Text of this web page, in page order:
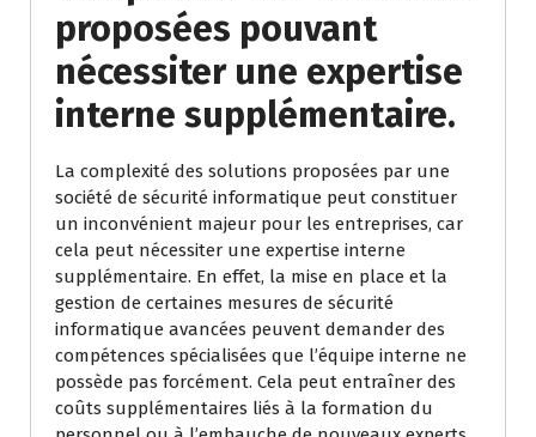
proposées pouvant
nécessiter une expertise
interne supplémentaire.
La complexité des solutions proposées par une
société de sécurité informatique peut constituer
un inconvénient majeur pour les entreprises, car
cela peut nécessiter une expertise interne
supplémentaire. En effet, la mise en place et la
gestion de certaines mesures de sécurité
informatique avancées peuvent demander des
compétences spécialisées que l’équipe interne ne
possède pas forcément. Cela peut entraîner des
coûts supplémentaires liés à la formation du